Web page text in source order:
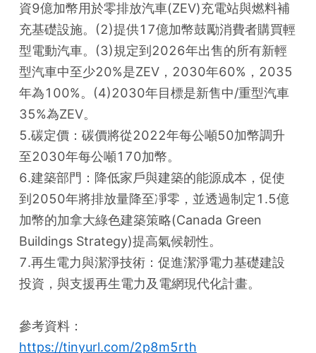
資9億加幣用於零排放汽車(ZEV)充電站與燃料補
充基礎設施。(2)提供17億加幣鼓勵消費者購買輕
型電動汽車。(3)規定到2026年出售的所有新輕
型汽車中至少20%是ZEV，2030年60%，2035
年為100%。(4)2030年目標是新售中/重型汽車
35%為ZEV。
5.碳定價：碳價將從2022年每公噸50加幣調升
至2030年每公噸170加幣。
6.建築部門：降低家戶與建築的能源成本，促使
到2050年將排放量降至凈零，並透過制定1.5億
加幣的加拿大綠色建築策略(Canada Green
Buildings Strategy)提高氣候韌性。
7.再生電力與潔淨技術：促進潔淨電力基礎建設
投資，與支援再生電力及電網現代化計畫。
參考資料：
https://tinyurl.com/2p8m5rth